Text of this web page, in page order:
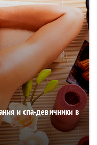
и спа-девичники в